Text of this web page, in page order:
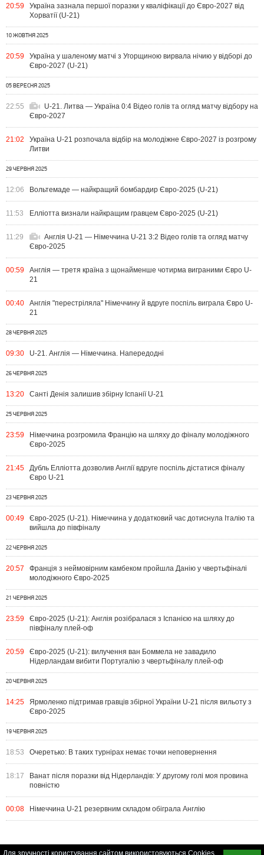
20:59
Україна зазнала першої поразки у кваліфікації до Євро-2027 від
Хорватії (U-21)
10 ЖОВТНЯ 2025
20:59
Україна у шаленому матчі з Угорщиною вирвала нічию у відборі до
Євро-2027 (U-21)
05 ВЕРЕСНЯ 2025
22:55
U-21. Литва — Україна 0:4 Відео голів та огляд матчу відбору на
Євро-2027
21:02
Україна U-21 розпочала відбір на молодіжне Євро-2027 із розгрому
Литви
29 ЧЕРВНЯ 2025
12:06 Вольтемаде — найкращий бомбардир Євро-2025 (U-21)
11:53 Елліотта визнали найкращим гравцем Євро-2025 (U-21)
11:29
Англія U-21 — Німеччина U-21 3:2 Відео голів та огляд матчу
Євро-2025
00:59
Англія — третя країна з щонайменше чотирма виграними Євро U-
21
00:40
Англія "перестріляла" Німеччину й вдруге поспіль виграла Євро U-
21
28 ЧЕРВНЯ 2025
09:30 U-21. Англія — Німеччина. Напередодні
26 ЧЕРВНЯ 2025
13:20 Санті Денія залишив збірну Іспанії U-21
25 ЧЕРВНЯ 2025
23:59
Німеччина розгромила Францію на шляху до фіналу молодіжного
Євро-2025
21:45
Дубль Елліотта дозволив Англії вдруге поспіль дістатися фіналу
Євро U-21
23 ЧЕРВНЯ 2025
00:49
Євро-2025 (U-21). Німеччина у додатковий час дотиснула Італію та
вийшла до півфіналу
22 ЧЕРВНЯ 2025
20:57
Франція з неймовірним камбеком пройшла Данію у чвертьфіналі
молодіжного Євро-2025
21 ЧЕРВНЯ 2025
23:59
Євро-2025 (U-21): Англія розібралася з Іспанією на шляху до
півфіналу плей-оф
20:59
Євро-2025 (U-21): вилучення ван Боммела не завадило
Нідерландам вибити Португалію з чвертьфіналу плей-оф
20 ЧЕРВНЯ 2025
14:25
Ярмоленко підтримав гравців збірної України U-21 після вильоту з
Євро-2025
19 ЧЕРВНЯ 2025
18:53 Очеретько: В таких турнірах немає точки неповернення
18:17
Ванат після поразки від Нідерландів: У другому голі моя провина
повністю
00:08 Німеччина U-21 резервним складом обіграла Англію